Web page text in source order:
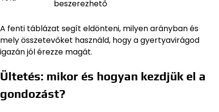
beszerezhető
A fenti táblázat segít eldönteni, milyen arányban és
mely összetevőket használd, hogy a gyertyavirágod
igazán jól érezze magát.
Ültetés: mikor és hogyan kezdjük el a
gondozást?